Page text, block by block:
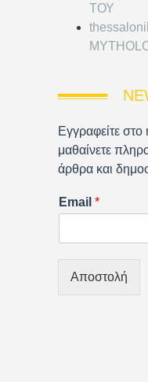
ΤΟΥ
Εγγραφείτε
μαθαίνετε
άρθρα και
Email *
Αποστολή